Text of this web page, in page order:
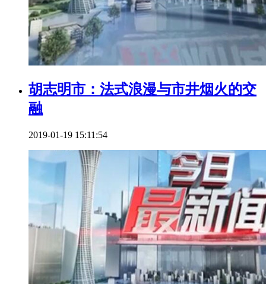
胡志明市：法式浪漫与市井烟火的交
融
2019-01-19 15:11:54